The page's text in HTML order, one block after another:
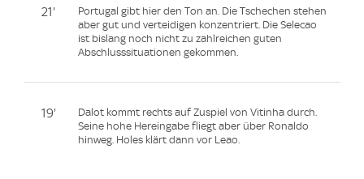
21'
Portugal gibt hier den Ton an. Die Tschechen stehen
aber gut und verteidigen konzentriert. Die Selecao
ist bislang noch nicht zu zahlreichen guten
Abschlusssituationen gekommen.
19'
Dalot kommt rechts auf Zuspiel von Vitinha durch.
Seine hohe Hereingabe fliegt aber über Ronaldo
hinweg. Holes klärt dann vor Leao.